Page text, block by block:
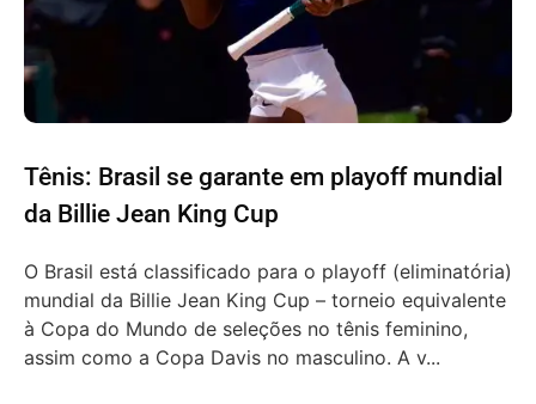
Tênis: Brasil se garante em playoff mundial
da Billie Jean King Cup
O Brasil está classificado para o playoff (eliminatória)
mundial da Billie Jean King Cup – torneio equivalente
à Copa do Mundo de seleções no tênis feminino,
assim como a Copa Davis no masculino. A v...